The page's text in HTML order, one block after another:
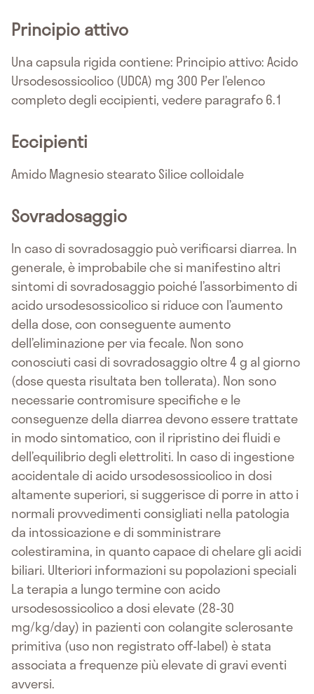
Principio attivo
Una capsula rigida contiene: Principio attivo: Acido
Ursodesossicolico (UDCA) mg 300 Per l’elenco
completo degli eccipienti, vedere paragrafo 6.1
Eccipienti
Amido Magnesio stearato Silice colloidale
Sovradosaggio
In caso di sovradosaggio può verificarsi diarrea. In
generale, è improbabile che si manifestino altri
sintomi di sovradosaggio poiché l’assorbimento di
acido ursodesossicolico si riduce con l’aumento
della dose, con conseguente aumento
dell’eliminazione per via fecale. Non sono
conosciuti casi di sovradosaggio oltre 4 g al giorno
(dose questa risultata ben tollerata). Non sono
necessarie contromisure specifiche e le
conseguenze della diarrea devono essere trattate
in modo sintomatico, con il ripristino dei fluidi e
dell’equilibrio degli elettroliti. In caso di ingestione
accidentale di acido ursodesossicolico in dosi
altamente superiori, si suggerisce di porre in atto i
normali provvedimenti consigliati nella patologia
da intossicazione e di somministrare
colestiramina, in quanto capace di chelare gli acidi
biliari. Ulteriori informazioni su popolazioni speciali
La terapia a lungo termine con acido
ursodesossicolico a dosi elevate (28-30
mg/kg/day) in pazienti con colangite sclerosante
primitiva (uso non registrato off-label) è stata
associata a frequenze più elevate di gravi eventi
avversi.